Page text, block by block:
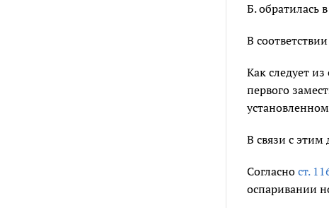
Б. обратилась
В соответствии
Как следует
первого
В связи с
Согласно ст.
оспаривании